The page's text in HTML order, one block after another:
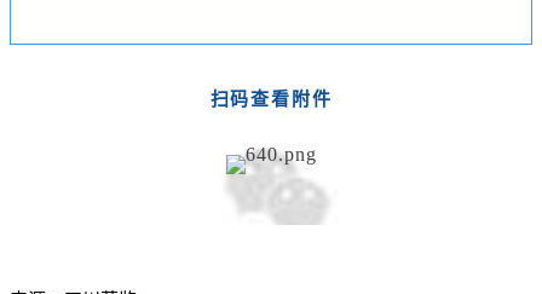
扫码查看附件